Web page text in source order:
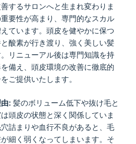
するサロンへと生まれ変わりま
要性が高まり、専門的なスカル
ています。頭皮を健やかに保つ
酸素が行き渡り、強く美しい髪
リニューアル後は専門知識を持
備え、頭皮環境の改善に徹底的
ご提供いたします。
: 髪のボリューム低下や抜け毛と
頭皮の状態と深く関係していま
詰まりや血行不良があると、毛
細く弱くなってしまいます。そ